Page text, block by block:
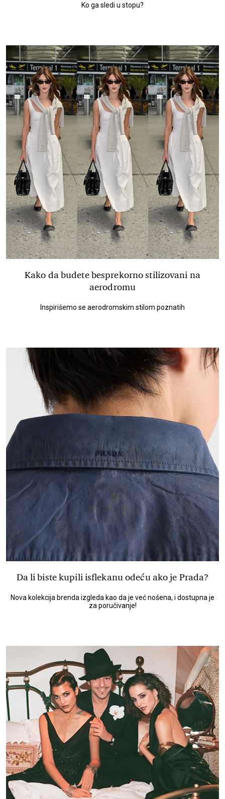
Ko ga sledi u stopu?
Kako da budete besprekorno stilizovani na
aerodromu
Inspirišemo se aerodromskim stilom poznatih
Da li biste kupili isflekanu odeću ako je Prada?
Nova kolekcija brenda izgleda kao da je već nošena, i dostupna je
za poručivanje!